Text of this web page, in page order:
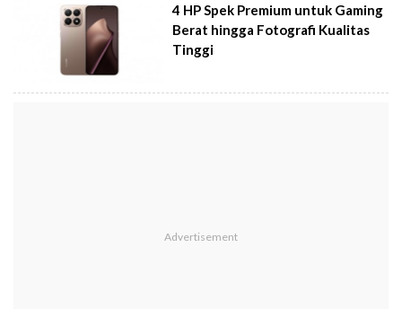
4 HP Spek Premium untuk Gaming
Berat hingga Fotografi Kualitas
Tinggi